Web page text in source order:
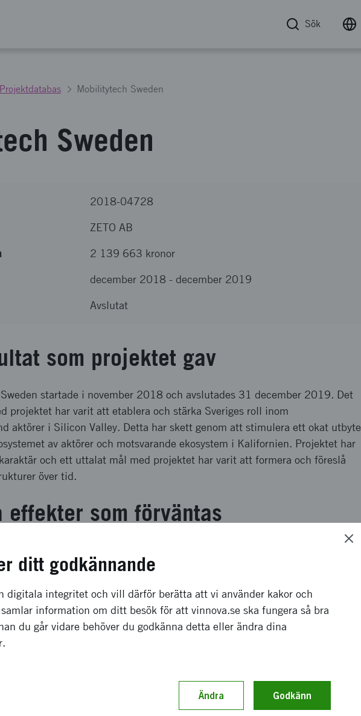
Sök
Projektdatabas Mobilitytech Sweden
Sweden
2018-04728
ZETO AB
2 139 663 kronor
december 2018 - december 2019
Avslutat
som projektet gav
startade i november 2018 och avslutades 31 december 2019. Det
projektet har varit att etablera och stärka Sveriges roll inom
aktörer i Silicon Valley. Detta har skett genom att stimulera ett okat utbyte
av aktörer och motsvarande ekosystem i Kalifornien. Projektet har
och ett uttalat mål med projektet har varit att formera och föreslå
över tid.
effekter som förväntas
praktiskt i en utsänd person på plats i området med Nordic Innovation
innovationsfält mellan de båda systemen. I detta ingår att löpande
och kontakter, identifiera svaga länkar mellan systemen samt
av stödinsatser och aktiviteter som leder fram ett förtätat innovationsfält.
ditt godkännande
digitala integritet och vill därför berätta att vi använder kakor och
information om ditt besök för att vinnova.se ska fungera så bra
du går vidare behöver du godkänna detta eller ändra dina
Ändra Godkänn